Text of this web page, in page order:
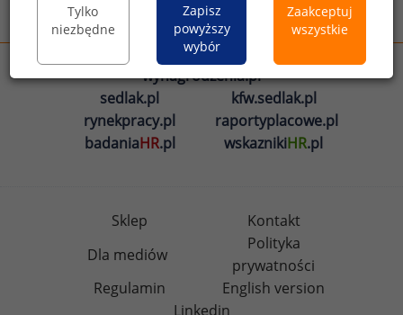
Wyślij
wynagrodzenia.pl
sedlak.pl
kfw.sedlak.pl
rynekpracy.pl
raportyplacowe.pl
badaniaHR.pl wskaznikiHR.pl
Sklep
Kontakt
Dla mediów
Polityka
prywatności
Regulamin
English version
Linkedin
Tylko
niezbędne
Zapisz
powyższy
wybór
Zaakceptuj
wszystkie